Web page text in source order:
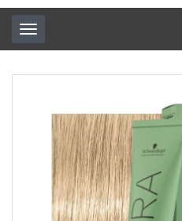
Toggle navigation